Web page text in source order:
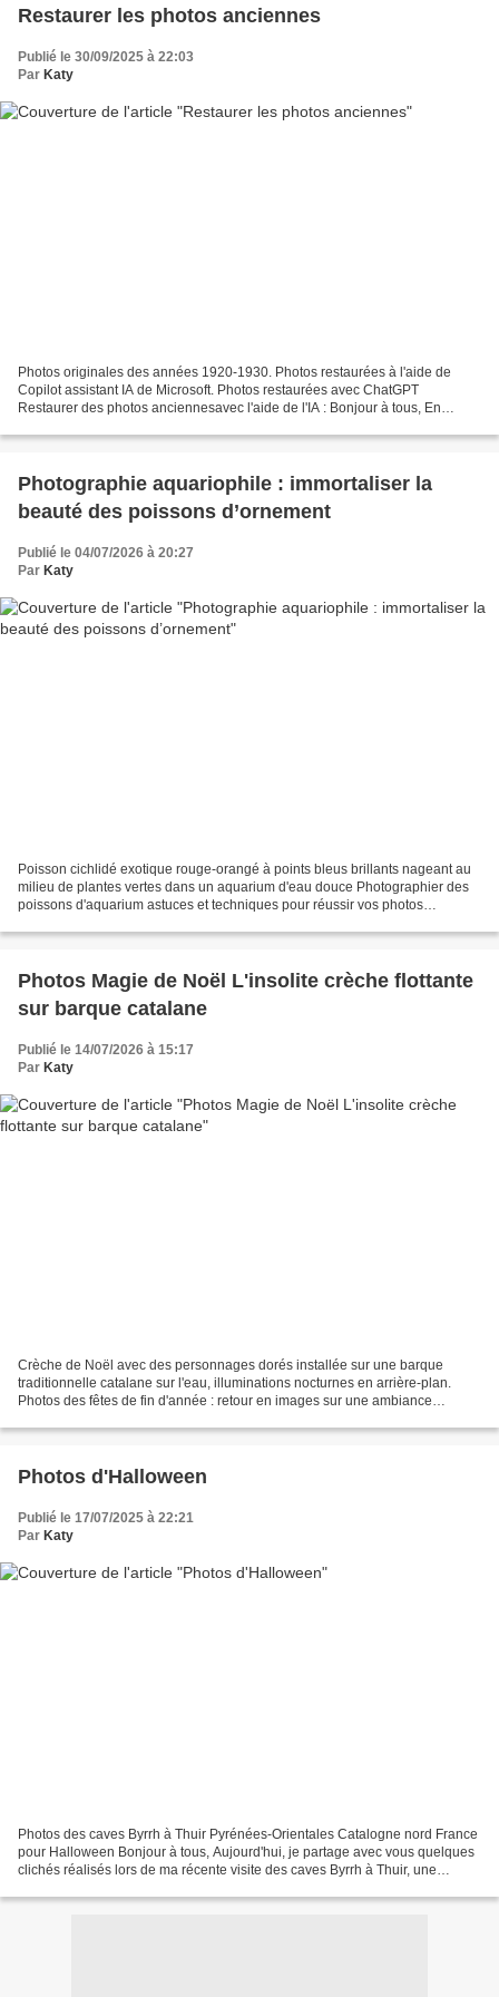
Restaurer les photos anciennes
Publié le 30/09/2025 à 22:03
Par Katy
Photos originales des années 1920-1930. Photos restaurées à l'aide de
Copilot assistant IA de Microsoft. Photos restaurées avec ChatGPT
Restaurer des photos anciennesavec l'aide de l'IA : Bonjour à tous, En
Photographie aquariophile : immortaliser la
beauté des poissons d’ornement
Publié le 04/07/2026 à 20:27
Par Katy
Poisson cichlidé exotique rouge-orangé à points bleus brillants nageant au
milieu de plantes vertes dans un aquarium d'eau douce Photographier des
poissons d'aquarium astuces et techniques pour réussir vos photos
Photos Magie de Noël L'insolite crèche flottante
sur barque catalane
Publié le 14/07/2026 à 15:17
Par Katy
Crèche de Noël avec des personnages dorés installée sur une barque
traditionnelle catalane sur l'eau, illuminations nocturnes en arrière-plan.
Photos des fêtes de fin d'année : retour en images sur une ambiance
Photos d'Halloween
Publié le 17/07/2025 à 22:21
Par Katy
Photos des caves Byrrh à Thuir Pyrénées-Orientales Catalogne nord France
pour Halloween Bonjour à tous, Aujourd'hui, je partage avec vous quelques
clichés réalisés lors de ma récente visite des caves Byrrh à Thuir, une